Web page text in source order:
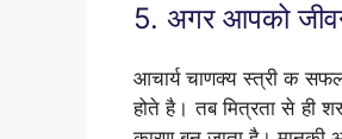
5. अगर आपको
आचार्य चाणक्य स्त्री क
होते है। तब मित्रता से